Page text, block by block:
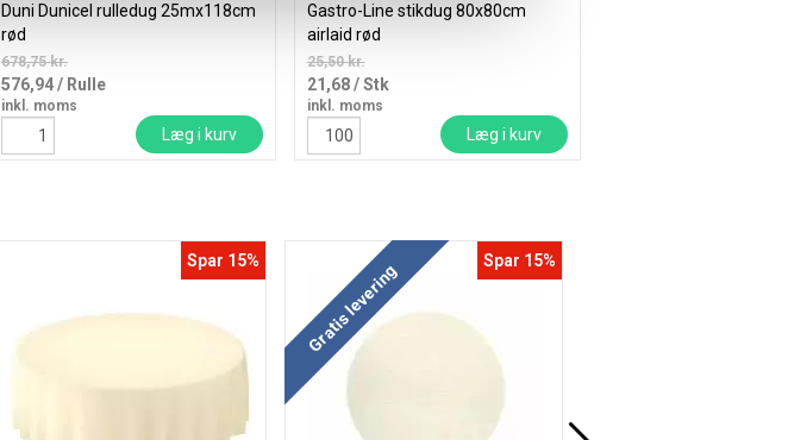
Duni Dunicel rulledug 25mx118cm
rød
678,75 kr.
576,94/ Rulle
inkl. moms
Læg i kurv
Gastro-Line stikdug 80x80cm
airlaid rød
25,50 kr.
21,68/ Stk
inkl. moms
Læg i kurv
Spar 15% Gratis levering Spar 15%